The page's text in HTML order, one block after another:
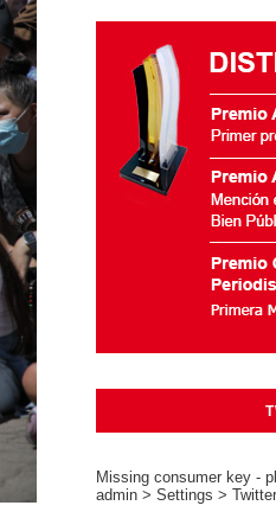
Missing consumer key -
admin > Settings >